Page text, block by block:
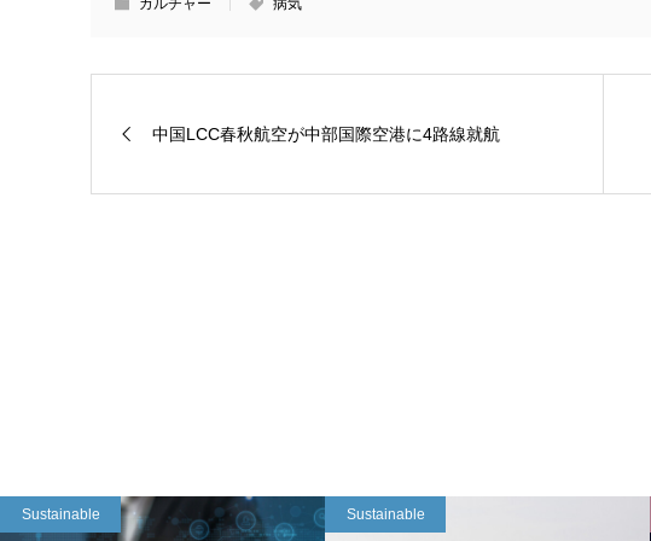
カルチャー 病気
中国LCC春秋航空が中部国際空港に4路線就航
Sustainable Sustainable